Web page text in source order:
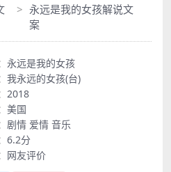
永远是我的女孩解说文
案
永远是我的女孩
我永远的女孩(台)
2018
美国
剧情 爱情 音乐
6.2分
网友评价